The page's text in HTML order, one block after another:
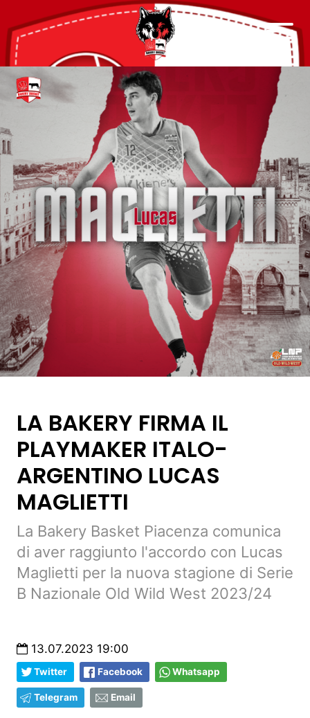
LA BAKERY FIRMA IL
PLAYMAKER ITALO-
ARGENTINO LUCAS
MAGLIETTI
La Bakery Basket Piacenza comunica
di aver raggiunto l'accordo con Lucas
Maglietti per la nuova stagione di Serie
B Nazionale Old Wild West 2023/24
13.07.2023 19:00
Twitter Facebook Whatsapp
Telegram Email